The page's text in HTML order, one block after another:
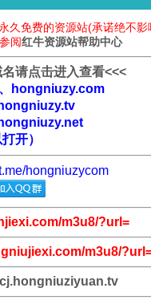
久免费的资源站(承诺绝不影
阅红牛资源站帮助中心
请点击进入查看<<<
hongniuzy.com
开）
hongniuzycom
m3u8/?url=
m3u8/